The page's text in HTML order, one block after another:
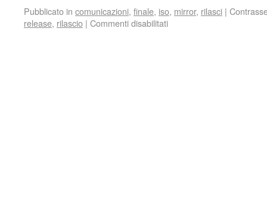
Pubblicato in comunicazioni, finale, iso, mirror, rilasci |
release, rilascio | Commenti disabilitati